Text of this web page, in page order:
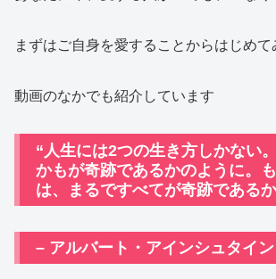
まずはご自身を愛することからはじめて
動画のなかでも紹介しています
“人生には2つの生き方しかない
かもが奇跡であるかのように。
は、まるですべてが奇跡であるか
– アルバート・アインシュタイン